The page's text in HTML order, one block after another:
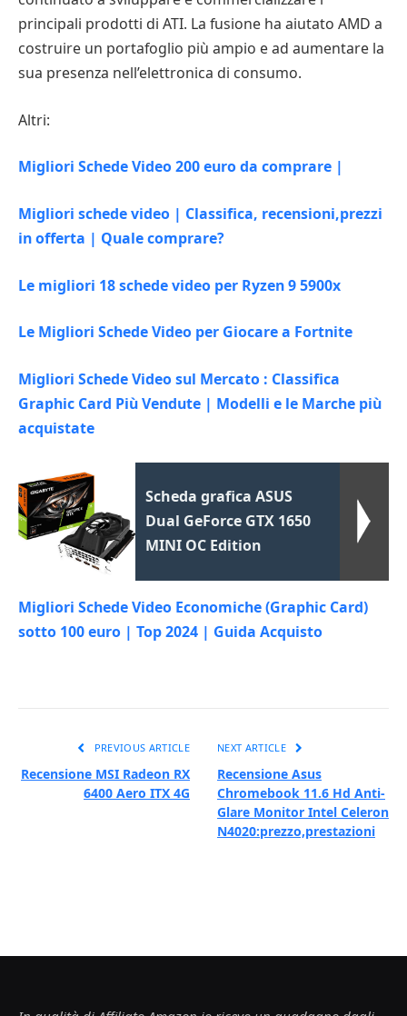
principali prodotti di ATI. La fusione ha aiutato AMD a
costruire un portafoglio più ampio e ad aumentare la
sua presenza nell’elettronica di consumo.
Altri:
Migliori Schede Video 200 euro da comprare |
Migliori schede video | Classifica, recensioni,prezzi
in offerta | Quale comprare?
Le migliori 18 schede video per Ryzen 9 5900x
Le Migliori Schede Video per Giocare a Fortnite
Migliori Schede Video sul Mercato : Classifica
Graphic Card Più Vendute | Modelli e le Marche più
acquistate
Scheda grafica ASUS
Dual GeForce GTX 1650
MINI OC Edition
Migliori Schede Video Economiche (Graphic Card)
sotto 100 euro | Top 2024 | Guida Acquisto
PREVIOUS ARTICLE
Recensione MSI Radeon RX
6400 Aero ITX 4G
NEXT ARTICLE
Recensione Asus
Chromebook 11.6 Hd Anti-
Glare Monitor Intel Celeron
N4020:prezzo,prestazioni